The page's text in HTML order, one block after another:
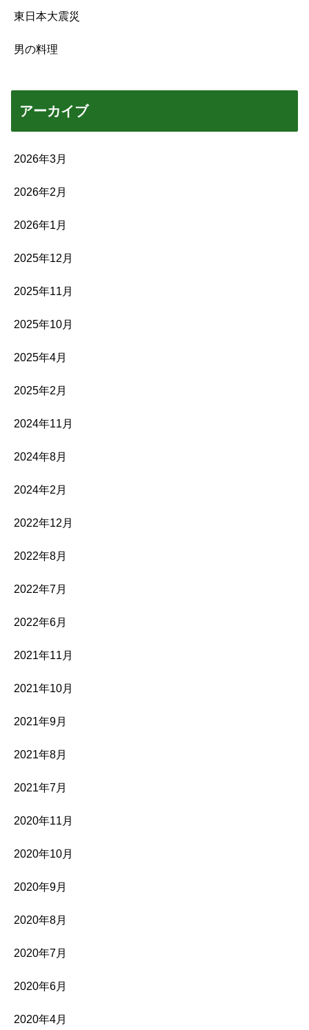
東日本大震災
男の料理
アーカイブ
2026年3月
2026年2月
2026年1月
2025年12月
2025年11月
2025年10月
2025年4月
2025年2月
2024年11月
2024年8月
2024年2月
2022年12月
2022年8月
2022年7月
2022年6月
2021年11月
2021年10月
2021年9月
2021年8月
2021年7月
2020年11月
2020年10月
2020年9月
2020年8月
2020年7月
2020年6月
2020年4月